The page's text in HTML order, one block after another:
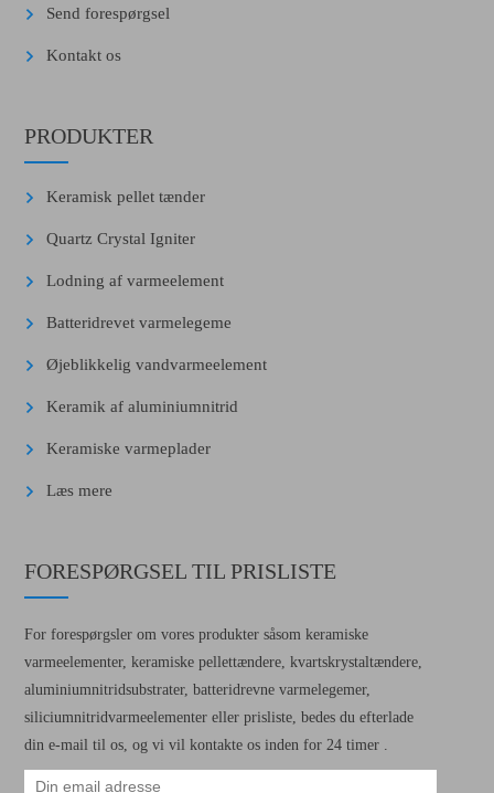
Send forespørgsel
Kontakt os
PRODUKTER
Keramisk pellet tænder
Quartz Crystal Igniter
Lodning af varmeelement
Batteridrevet varmelegeme
Øjeblikkelig vandvarmeelement
Keramik af aluminiumnitrid
Keramiske varmeplader
Læs mere
FORESPØRGSEL TIL PRISLISTE
For forespørgsler om vores produkter såsom keramiske
varmeelementer, keramiske pellettændere, kvartskrystaltændere,
aluminiumnitridsubstrater, batteridrevne varmelegemer,
siliciumnitridvarmeelementer eller prisliste, bedes du efterlade
din e-mail til os, og vi vil kontakte os inden for 24 timer .